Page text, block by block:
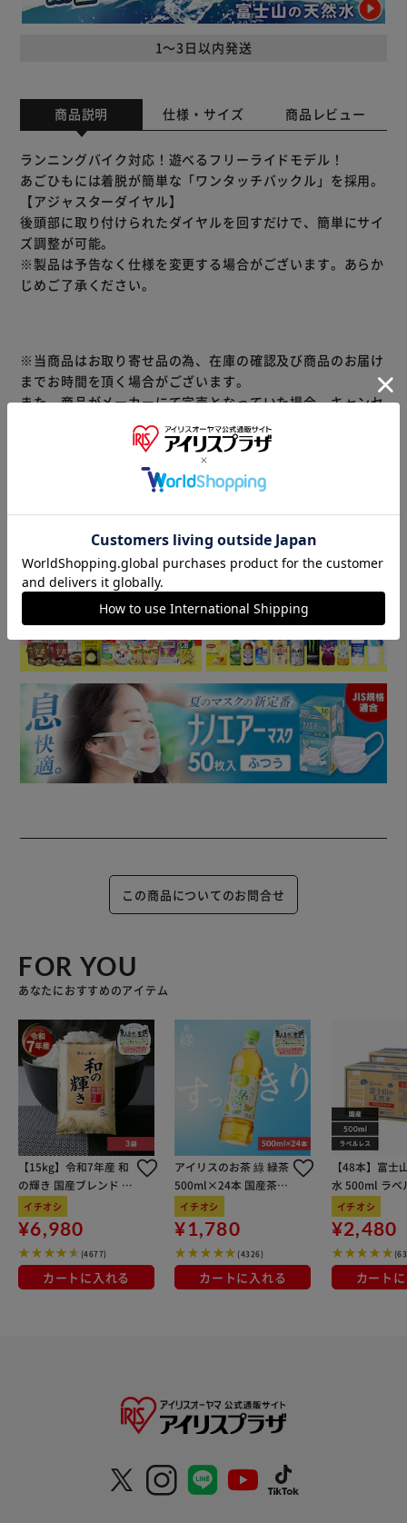
1～3日以内発送
商品説明 仕様・サイズ 商品レビュー
ランニングバイク対応！遊べるフリーライドモデル！
あごひもには着脱が簡単な「ワンタッチバックル」を採用。
【アジャスターダイヤル】
後頭部に取り付けられたダイヤルを回すだけで、簡単にサイ
ズ調整が可能。
※製品は予告なく仕様を変更する場合がございます。あらか
じめご了承ください。
※当商品はお取り寄せ品の為、在庫の確認及び商品のお届け
までお時間を頂く場合がございます。
また、商品がメーカーにて完売となっていた場合、キャンセ
ル又は注文内容の変更をお願いいたしております。
予めご了承くださいますようお願いいたします。
商品はアイリスプラザがセレクトしたオススメ商品です。
商品情報
▼ 食品・飲料おすすめ ▼
この商品についてのお問合せ
FOR YOU
あなたにおすすめのアイテム
【15kg】令和7年産 和
の輝き 国産ブレンド 5
kg×3袋
イチオシ
¥6,980
(4677)
カートに入れる
アイリスのお茶 綠 緑茶
500ml×24本 国産茶葉
100％使用
イチオシ
¥1,780
(4326)
カートに入れる
【48本】富士
水 500ml ラベ
イチオシ
¥2,480
カート